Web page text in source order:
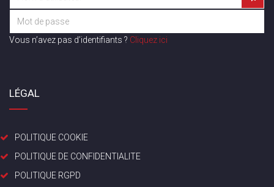
Vous n’avez pas d’identifiants ? Cliquez ici
LÉGAL
POLITIQUE COOKIE
POLITIQUE DE CONFIDENTIALITE
POLITIQUE RGPD